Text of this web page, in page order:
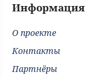
Информация
О проекте
Контакты
Партнёры